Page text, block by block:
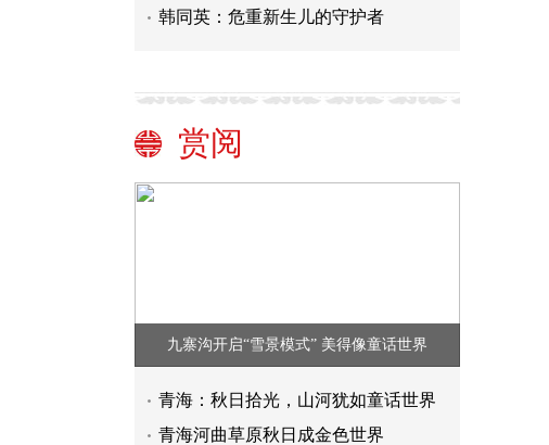
韩同英：危重新生儿的守护者
赏阅
九寨沟开启“雪景模式” 美得像童话世界
青海：秋日拾光，山河犹如童话世界
青海河曲草原秋日成金色世界